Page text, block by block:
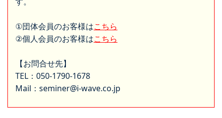
①団体会員のお客様はこちら
②個人会員のお客様はこちら
【お問合せ先】
TEL：050-1790-1678
Mail：seminer@i-wave.co.jp